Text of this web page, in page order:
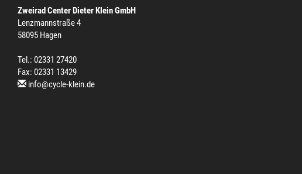
Zweirad Center Dieter Klein GmbH
Lenzmannstraße 4
58095 Hagen
Tel.: 02331 27420
Fax: 02331 13429
info@cycle-klein.de